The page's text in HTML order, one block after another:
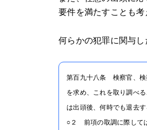
要件を満たすことも考
何らかの犯罪に関与
第百九十八条 検察官、検
を求め、これを取り調べ
は出頭後、何時でも退去す
○２ 前項の取調に際して